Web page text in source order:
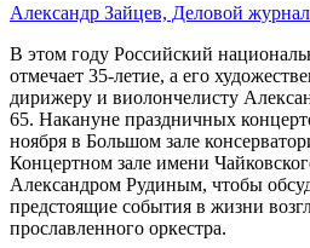
Александр Зайцев, Деловой
В этом году Российский
отмечает 35-летие, а его
дирижеру и виолончелисту
65. Накануне праздничных
ноября в Большом зале
Концертном зале имени
Александром Рудиным, чтобы
предстоящие события в жизни
прославленного оркестра.